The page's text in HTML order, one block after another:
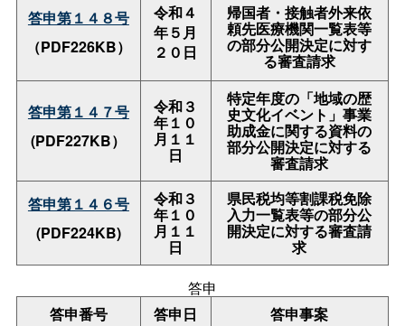
答申第１４８号
（PDF226KB）
令和４
年５月
２０日
帰国者・接触者外来依
頼先医療機関一覧表等
の部分公開決定に対す
る審査請求
答申第１４７号
(PDF227KB）
令和３
年１０
月１１
日
特定年度の「地域の歴
史文化イベント」事業
助成金に関する資料の
部分公開決定に対する
審査請求
答申第１４６号
(PDF224KB)
令和３
年１０
月１１
日
県民税均等割課税免除
入力一覧表等の部分公
開決定に対する審査請
求
答申
答申番号
答申日
答申事案